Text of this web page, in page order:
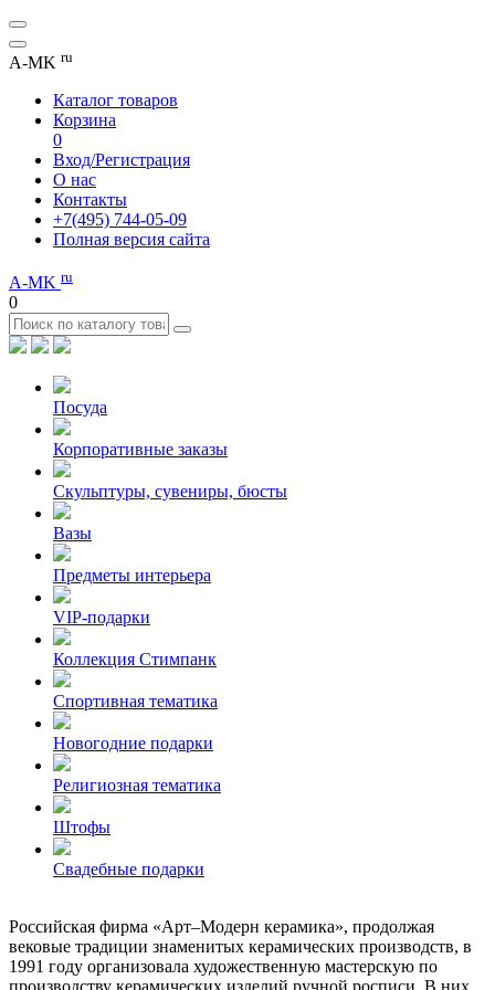
A-MK ru
Каталог товаров
Корзина
0
Вход/Регистрация
О нас
Контакты
+7(495) 744-05-09
Полная версия сайта
A-MK ru
0
Посуда
Корпоративные заказы
Скульптуры, сувениры, бюсты
Вазы
Предметы интерьера
VIP-подарки
Коллекция Стимпанк
Спортивная тематика
Новогодние подарки
Религиозная тематика
Штофы
Свадебные подарки
Российская фирма «Арт–Модерн керамика», продолжая
вековые традиции знаменитых керамических производств, в
1991 году организовала художественную мастерскую по
производству керамических изделий ручной росписи. В них